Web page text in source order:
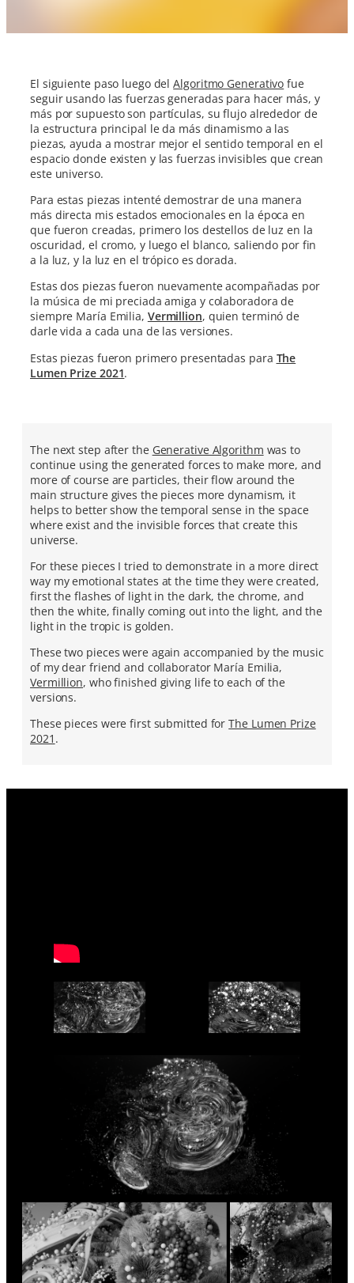
El siguiente paso luego delAlgoritmo Generativo fue
seguir usando las fuerzas generadas para hacer más, y
más por supuesto son partículas, su flujo alrededor de
la estructura principal le da más dinamismo a las
piezas, ayuda a mostrar mejor el sentido temporal en el
espacio donde existen y las fuerzas invisibles que crean
este universo.
Para estas piezas intenté demostrar de una manera
más directa mis estados emocionales en la época en
que fueron creadas, primero los destellos de luz en la
oscuridad, el cromo, y luego el blanco, saliendo por fin
a la luz, y la luz en el trópico es dorada.
Estas dos piezas fueron nuevamente acompañadas por
la música de mi preciada amiga y colaboradora de
siempre María Emilia, Vermillion, quien terminó de
darle vida a cada una de las versiones.
Estas piezas fueron primero presentadas para The
Lumen Prize 2021.
The next step after the Generative Algorithm was to
continue using the generated forces to make more, and
more of course are particles, their flow around the
main structure gives the pieces more dynamism, it
helps to better show the temporal sense in the space
where exist and the invisible forces that create this
universe.
For these pieces I tried to demonstrate in a more direct
way my emotional states at the time they were created,
first the flashes of light in the dark, the chrome, and
then the white, finally coming out into the light, and the
light in the tropic is golden.
These two pieces were again accompanied by the music
of my dear friend and collaborator María Emilia,
Vermillion, who finished giving life to each of the
versions.
These pieces were first submitted forThe Lumen Prize
2021 .